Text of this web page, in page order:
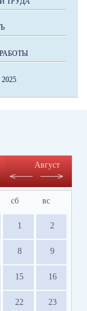
Август
сб вс
1 2
8 9
15 16
22 23